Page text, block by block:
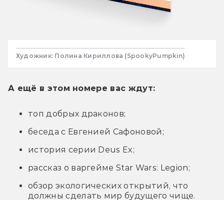
Художник: Полина Кириллова (SpookyPumpkin)
А ещё в этом номере вас ждут:
топ добрых драконов;
беседа с Евгенией Сафоновой;
история серии Deus Ex;
рассказ о варгейме Star Wars: Legion;
обзор экологических открытий, что
должны сделать мир будущего чище.